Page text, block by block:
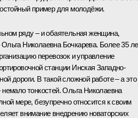
пример для молодёжи.
ряду – и обаятельная женщина,
Николаевна Бочкарева. Более 35
перевозок и управление
станции Инская Западно-
дороги. В такой сложной работе – а это
тонкостей. Ольга Николаевна
мере, безупречно относится к своим
внимание внедрению новаторских